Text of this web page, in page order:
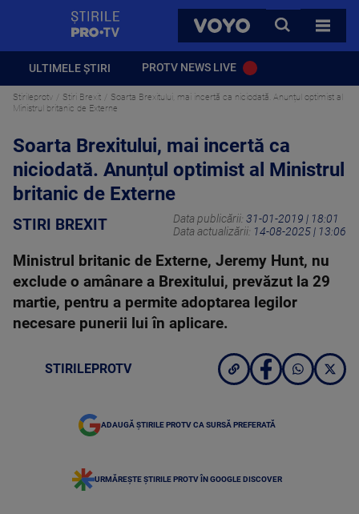
VOYO
CAUTA
TOATE
ULTIMELE ȘTIRI PROTV NEWS LIVE
Stirileprotv Stiri Brexit
Soarta Brexitului, mai incertă ca niciodată. Anunțul optimist al
Ministrul britanic de Externe
Soarta Brexitului, mai incertă ca
niciodată. Anunțul optimist al Ministrul
britanic de Externe
STIRI BREXIT Data publicării: 31-01-2019 | 18:01
Data actualizării: 14-08-2025 | 13:06
Ministrul britanic de Externe, Jeremy Hunt, nu
exclude o amânare a Brexitului, prevăzut la 29
martie, pentru a permite adoptarea legilor
necesare punerii lui în aplicare.
STIRILEPROTV
ADAUGĂ ȘTIRILE PROTV CA SURSĂ PREFERATĂ
URMĂREȘTE ȘTIRILE PROTV ÎN GOOGLE DISCOVER